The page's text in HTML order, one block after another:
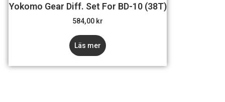
Yokomo Gear Diff. Set For BD-10 (38T)
584,00 kr
Läs mer